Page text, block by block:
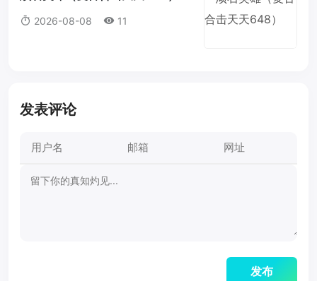
2026-08-08 11
发表评论